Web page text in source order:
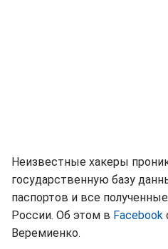
Неизвестные хакеры
государственную базу
паспортов и все
России. Об этом в Facebook
Веремиенко.